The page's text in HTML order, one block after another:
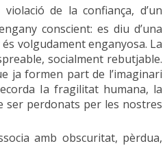
de la confiança, d’un
conscient: es diu d’una
volgudament enganyosa. La
socialment rebutjable.
ja formen part de l’imaginari
la fragilitat humana, la
ser perdonats per les nostres
amb obscuritat, pèrdua,